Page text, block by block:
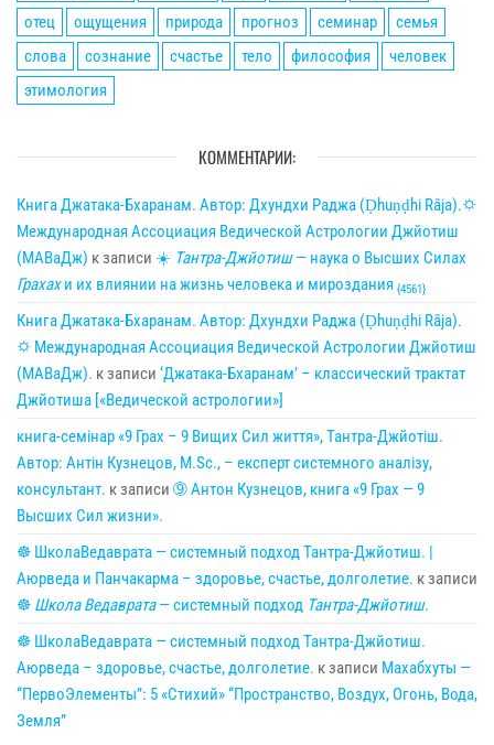
отец
ощущения природа прогноз семинар
семья
слова
сознание счастье тело философия
человек
этимология
КОММЕНТАРИИ:
Книга Джатака-Бхаранам. Автор: Дхундхи Раджа (Ḍhuṇḍhi Rāja).🌣
Международная Ассоциация Ведической Астрологии Джйотиш
(МАВаДж) к записи ☀ Тантра-Джйотиш— наука о Высших Силах
Грахахи их влиянии на жизнь человека и мироздания {4561}
Книга Джатака-Бхаранам. Автор: Дхундхи Раджа (Ḍhuṇḍhi Rāja).
🌣 Международная Ассоциация Ведической Астрологии Джйотиш
(МАВаДж). к записи ‘Джатака-Бхаранам’ – классический трактат
Джйотиша [«Ведической астрологии»]
книга-семінар «9 Грах – 9 Вищих Сил життя», Тантра-Джйотіш.
Автор: Антін Кузнецов, M.Sc., – експерт системного аналізу,
консультант. к записи ➈ Антон Кузнецов, книга «9 Грах — 9
Высших Сил жизни».
☸ ШколаВедаврата — системный подход Тантра-Джйотиш. |
Аюрведа и Панчакарма – здоровье, счастье, долголетие. к записи
☸ Школа Ведаврата— системный подход Тантра-Джйотиш.
☸ ШколаВедаврата — системный подход Тантра-Джйотиш.
Аюрведа – здоровье, счастье, долголетие. к записи Махабхуты —
“ПервоЭлементы”: 5 «Стихий» “Пространство, Воздух, Огонь, Вода,
Земля”